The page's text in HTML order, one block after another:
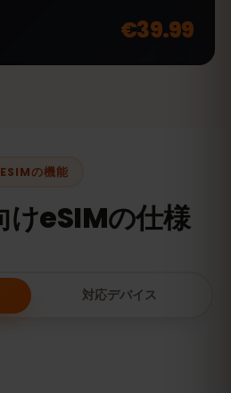
€39.99
ESIMの機能
けeSIMの仕様
対応デバイス